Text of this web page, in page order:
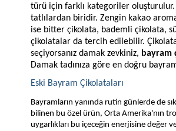
türü için farklı kategoriler
tatlılardan biridir. Zengin kakao
ise bitter çikolata, bademli çikolata,
çikolatalar da tercih edilebilir.
seçiyorsanız damak zevkiniz, bayram
Damak tadınıza göre en doğru
Eski Bayram Çikolataları
Bayramların yanında rutin günlerde de
bilinen bu özel ürün, Orta Amerika'nın
uygarlıkları bu içeceğin enerjisine